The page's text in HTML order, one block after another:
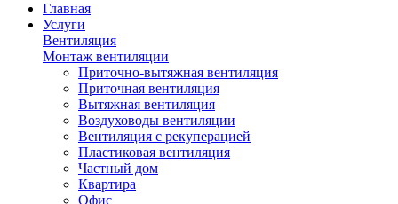
Главная
Услуги
Вентиляция
Монтаж вентиляции
Приточно-вытяжная вентиляция
Приточная вентиляция
Вытяжная вентиляция
Воздуховоды вентиляции
Вентиляция с рекуперацией
Пластиковая вентиляция
Частный дом
Квартира
Офис